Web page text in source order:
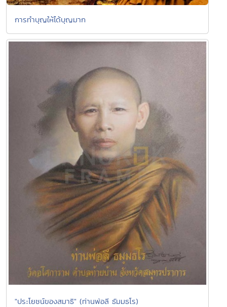
การทำบุญให้ได้บุญมาก
"ประโยชน์ของสมาธิ" (ท่านพ่อลี ธัมมธโร)